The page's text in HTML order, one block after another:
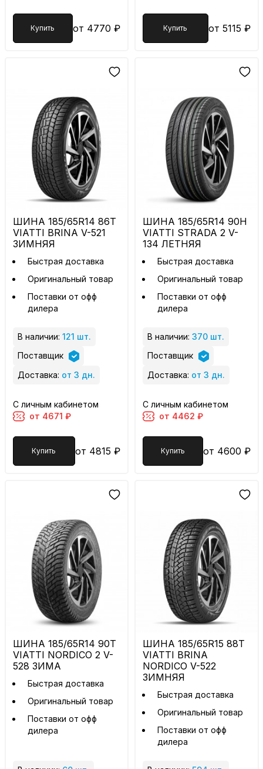
Купить от 4770 ₽ Купить от 5115 ₽
ШИНА 185/65R14 86T
VIATTI BRINA V-521
ЗИМНЯЯ
Быстрая доставка
Оригинальный товар
Поставки от офф
дилера
В наличии: 121 шт.
Поставщик
Доставка: от 3 дн.
С личным кабинетом
от 4671 ₽
Купить от 4815 ₽
ШИНА 185/65R14 90H
VIATTI STRADA 2 V-
134 ЛЕТНЯЯ
Быстрая доставка
Оригинальный товар
Поставки от офф
дилера
В наличии: 370 шт.
Поставщик
Доставка: от 3 дн.
С личным кабинетом
от 4462 ₽
Купить от 4600 ₽
ШИНА 185/65R14 90T
VIATTI NORDICO 2 V-
528 ЗИМА
Быстрая доставка
Оригинальный товар
Поставки от офф
дилера
ШИНА 185/65R15 88T
VIATTI BRINA
NORDICO V-522
ЗИМНЯЯ
Быстрая доставка
Оригинальный товар
Поставки от офф
дилера